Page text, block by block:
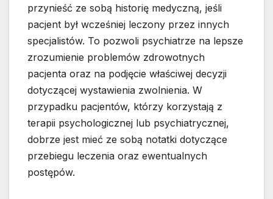
przynieść ze sobą historię medyczną, jeśli
pacjent był wcześniej leczony przez innych
specjalistów. To pozwoli psychiatrze na lepsze
zrozumienie problemów zdrowotnych
pacjenta oraz na podjęcie właściwej decyzji
dotyczącej wystawienia zwolnienia. W
przypadku pacjentów, którzy korzystają z
terapii psychologicznej lub psychiatrycznej,
dobrze jest mieć ze sobą notatki dotyczące
przebiegu leczenia oraz ewentualnych
postępów.